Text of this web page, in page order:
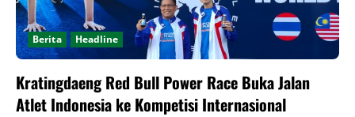
Berita Headline
Kratingdaeng Red Bull Power Race Buka Jalan
Atlet Indonesia ke Kompetisi Internasional